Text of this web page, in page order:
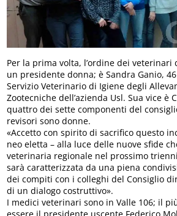
Per la prima volta, l’ordine dei veterinari
un presidente donna; è Sandra Ganio,
Servizio Veterinario di Igiene degli
Zootecniche dell’azienda Usl. Sua vice è
quattro dei sette componenti del
revisori sono donne.
«Accetto con spirito di sacrifico questo
neo eletta – alla luce delle nuove sfide
veterinaria regionale nel prossimo
sarà caratterizzata da una piena
dei compiti con i colleghi del Consiglio
di un dialogo costruttivo».
I medici veterinari sono in Valle 106; il